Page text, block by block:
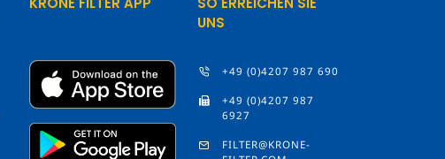
UNS
+49 (0)4207 987 690
+49 (0)4207 987
6927
FILTER@KRONE-